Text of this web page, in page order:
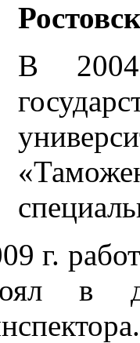
В 2004
г.
в